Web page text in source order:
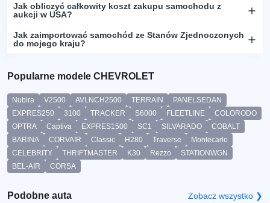
Jak obliczyć całkowity koszt zakupu samochodu z
aukcji w USA?
Jak zaimportować samochód ze Stanów Zjednoczonych
do mojego kraju?
Popularne modele CHEVROLET
Nubira V2500 AVLNCH2500 TERRAIN
PANELSEDAN
EXPRES250
3100 TRACKER S6000 FLEETLINE
COLORODO
OPTRA
Captiva EXPRES1500 SC1 SILVARADO
COBALT
BARINA
CORVAIR Classic H280 Traverse
Montecarlo
CELEBRITY
THRIFTMASTER K30 Rezzo
STATIONWGN
BEL-AIR
CORSA
Podobne auta Zobacz wszystko ❯